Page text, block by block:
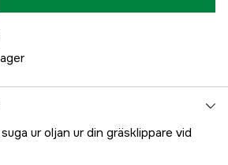
ur oljan ur din gräsklippare vid